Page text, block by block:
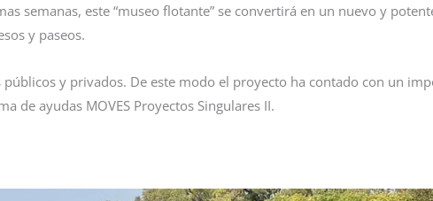
semanas, este “museo flotante” se convertirá en un nuevo y
y paseos.
y privados. De este modo el proyecto ha contado con un
de ayudas MOVES Proyectos Singulares II.